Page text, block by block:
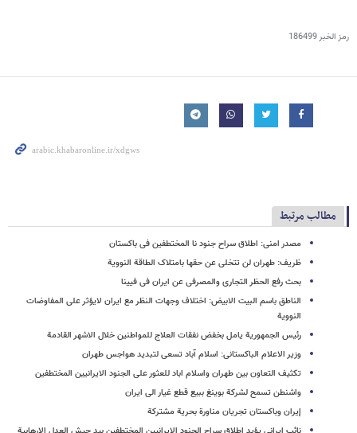
رمز الخبر186499
مطالب مرتبط
مصدر امنی: اطلاق سراح جنود نا المختطفین فی باکستان
ظریف: طهران لن تتخلى عن حقها بامتلاک الطاقة النوویة
بحث رفع الحظر التجاری والمصرفی عن ایران فی فیینا
الناطق باسم البیت الابیض: اختلاف وجهات النظر مع ایران لایؤثر علی المفاوضات
النوویة
رئیس الجمهوریة یامل بخفض نفقات العلاج للمواطنین خلال الاشهر القادمة
وزیر الاعلام الباکستانی: اسلام آباد تسعی لتبدید هواجس طهران
تکثیف التعاون بین طهران واسلام اباد للعثور علی الجنود الایرانیین المختطفین
واشنطن تسمح لشرکة بوینغ ببیع قطع غیار الى ایران
إیران وباکستان تجریان مناورة بحریة مشترکة